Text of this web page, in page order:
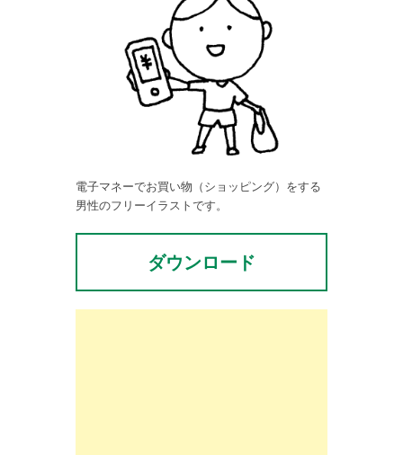
電子マネーでお買い物（ショッピング）をする
男性のフリーイラストです。
ダウンロード